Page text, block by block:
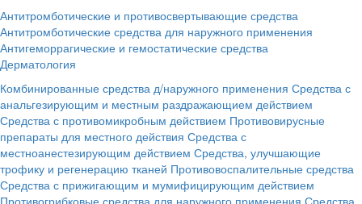
Антитромботические и противосвертывающие средства
Антитромботические средства для наружного применения
Антигеморрагические и гемостатические средства
Дерматология
Комбинированные средства д/наружного применения Средства с
анальгезирующим и местным раздражающием действием
Средства с противомикробным действием Противовирусные
препараты для местного действия Средства с
местноанестезирующим действием Средства, улучшающие
трофику и регенерацию тканей Противовоспалительные средства
Средства с прижигающим и мумифицирующим действием
Противогрибковые средства для наружного применения Средства